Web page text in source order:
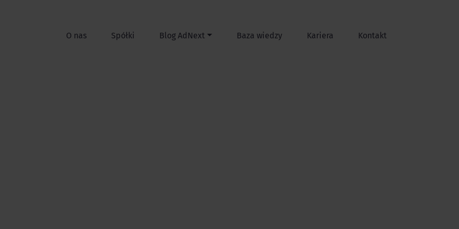
O nas Spółki Blog AdNext Baza wiedzy Kariera Kontakt